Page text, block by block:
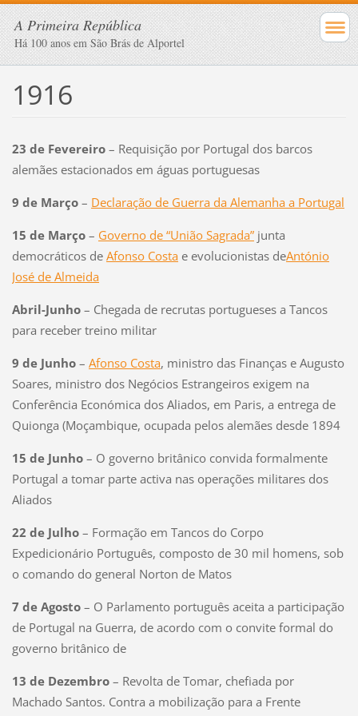
A Primeira República
Há 100 anos em São Brás de Alportel
1916
23 de Fevereiro – Requisição por Portugal dos barcos
alemães estacionados em águas portuguesas
9 de Março – Declaração de Guerra da Alemanha a Portugal
15 de Março – Governo de “União Sagrada”junta
democráticos de Afonso Costae evolucionistas deAntónio
José de Almeida
Abril-Junho – Chegada de recrutas portugueses a Tancos
para receber treino militar
9 de Junho – Afonso Costa, ministro das Finanças e Augusto
Soares, ministro dos Negócios Estrangeiros exigem na
Conferência Económica dos Aliados, em Paris, a entrega de
Quionga (Moçambique, ocupada pelos alemães desde 1894
15 de Junho – O governo britânico convida formalmente
Portugal a tomar parte activa nas operações militares dos
Aliados
22 de Julho – Formação em Tancos do Corpo
Expedicionário Português, composto de 30 mil homens, sob
o comando do general Norton de Matos
7 de Agosto – O Parlamento português aceita a participação
de Portugal na Guerra, de acordo com o convite formal do
governo britânico de
13 de Dezembro – Revolta de Tomar, chefiada por
Machado Santos. Contra a mobilização para a Frente